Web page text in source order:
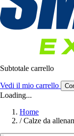
Subtotale carrello
Vedi il mio carrello
Loading...
Home
/ Calze da